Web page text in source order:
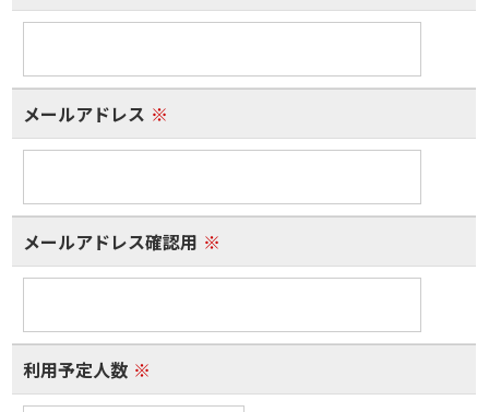
メールアドレス ※
メールアドレス確認用 ※
利用予定人数 ※